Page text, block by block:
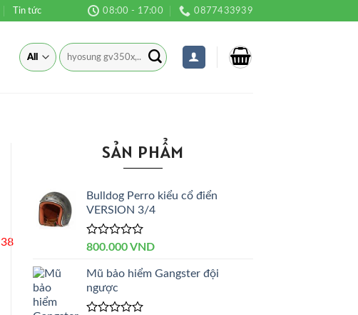
Tin tức 08:00 - 17:00 0877433939
Tìm
kiếm:
38
SẢN PHẨM
Bulldog Perro kiểu cổ điển
VERSION 3/4
Được
hạng
0
5
sao
800.000VND
Mũ bảo hiểm Gangster đội
ngược